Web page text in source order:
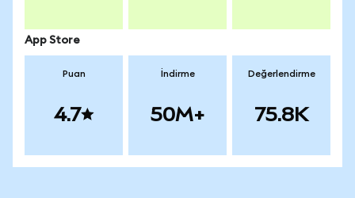
App Store
Puan
4.7
İndirme
50M+
Değerlendirme
75.8K